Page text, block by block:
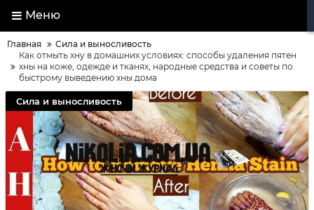
Меню
Главная
Сила и выносливость
Как отмыть хну в домашних условиях: способы удаления пятен
хны на коже, одежде и тканях, народные средства и советы по
быстрому выведению хны дома
Сила и выносливость